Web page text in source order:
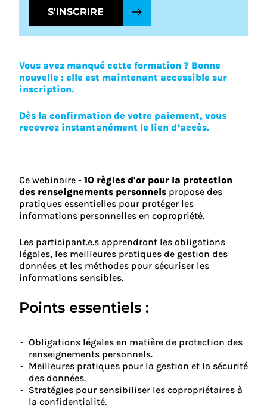
S'INSCRIRE
Vous avez manqué cette formation ? Bonne
nouvelle : elle est maintenant accessible sur
inscription.
Dès la confirmation de votre paiement, vous
recevrez instantanément le lien d’accès.
Ce webinaire - 10 règles d'or pour la protection
des renseignements personnels propose des
pratiques essentielles pour protéger les
informations personnelles en copropriété.
Les participant.e.s apprendront les obligations
légales, les meilleures pratiques de gestion des
données et les méthodes pour sécuriser les
informations sensibles.
Points essentiels :
Obligations légales en matière de protection des
renseignements personnels.
Meilleures pratiques pour la gestion et la sécurité
des données.
Stratégies pour sensibiliser les copropriétaires à
la confidentialité.